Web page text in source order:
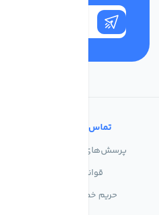
تماس با ما
پرسش‌های متداول
قوانین
حریم خصوصی